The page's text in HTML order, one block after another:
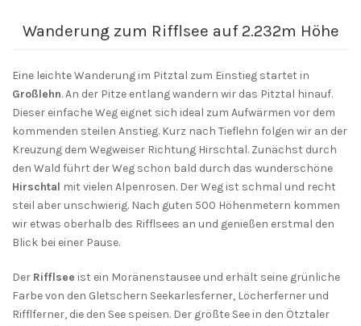
Wanderung zum Rifflsee auf 2.232m Höhe
Eine leichte Wanderung im Pitztal zum Einstieg startet in
Großlehn. An der Pitze entlang wandern wir das Pitztal hinauf.
Dieser einfache Weg eignet sich ideal zum Aufwärmen vor dem
kommenden steilen Anstieg. Kurz nach Tieflehn folgen wir an der
Kreuzung dem Wegweiser Richtung Hirschtal. Zunächst durch
den Wald führt der Weg schon bald durch das wunderschöne
Hirschtal mit vielen Alpenrosen. Der Weg ist schmal und recht
steil aber unschwierig. Nach guten 500 Höhenmetern kommen
wir etwas oberhalb des Rifflsees an und genießen erstmal den
Blick bei einer Pause.
Der Rifflsee ist ein Moränenstausee und erhält seine grünliche
Farbe von den Gletschern Seekarlesferner, Löcherferner und
Rifflferner, die den See speisen. Der größte See in den Ötztaler